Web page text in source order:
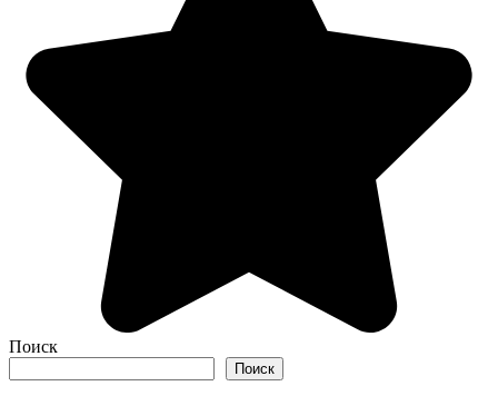
Поиск
Поиск